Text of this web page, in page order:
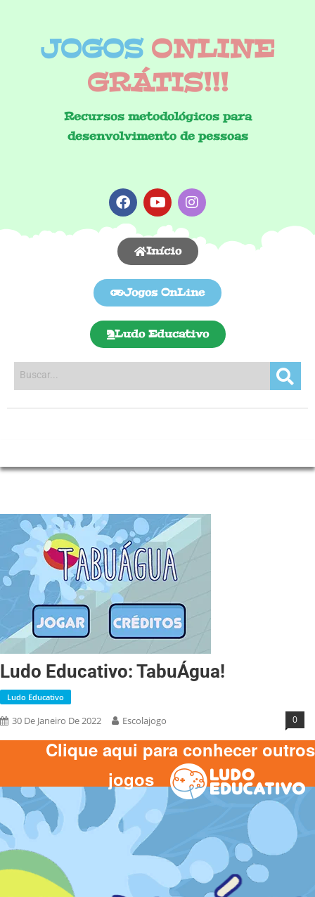
JOGOS ONLINE
GRÁTIS!!!
Recursos metodológicos para
desenvolvimento de pessoas
Início
Jogos OnLine
Ludo Educativo
Ludo Educativo: TabuÁgua!
Ludo Educativo
30 De Janeiro De 2022 Escolajogo 0